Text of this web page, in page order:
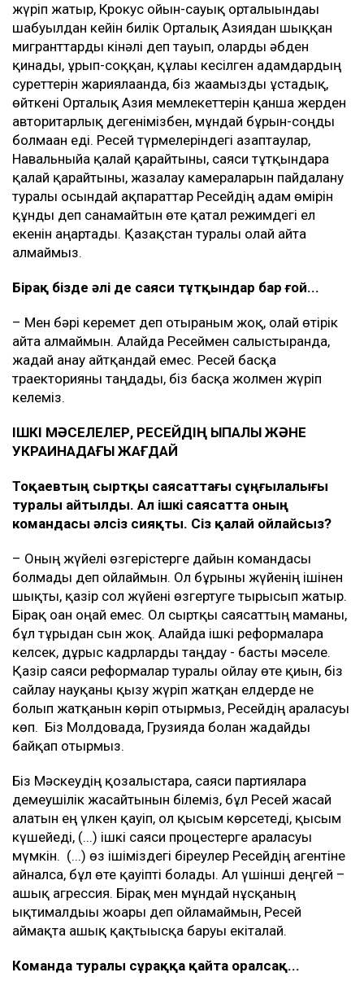
жүріп жатыр, Крокус ойын-сауық орталығындағы
шабуылдан кейін билік Орталық Азиядан шыққан
мигранттарды кінәлі деп тауып, оларды әбден
қинады, ұрып-соққан, құлағы кесілген адамдардың
суреттерін жариялағанда, біз жағамызды ұстадық,
өйткені Орталық Азия мемлекеттерін қанша жерден
авторитарлық дегенімізбен, мұндай бұрын-соңды
болмаған еді. Ресей түрмелеріндегі азаптаулар,
Навальныйға қалай қарайтыны, саяси тұтқындарға
қалай қарайтыны, жазалау камераларын пайдалану
туралы осындай ақпараттар Ресейдің адам өмірін
құнды деп санамайтын өте қатал режимдегі ел
екенін аңғартады. Қазақстан туралы олай айта
алмаймыз.
Бірақ бізде әлі де саяси тұтқындар бар ғой...
– Мен бәрі керемет деп отырғаным жоқ, олай өтірік
айта алмаймын. Алайда Ресеймен салыстырғанда,
жағдай анау айтқандай емес. Ресей басқа
траекторияны таңдады, біз басқа жолмен жүріп
келеміз.
ІШКІ МӘСЕЛЕЛЕР, РЕСЕЙДІҢ ЫҚПАЛЫ ЖӘНЕ
УКРАИНАДАҒЫ ЖАҒДАЙ
Тоқаевтың сыртқы саясаттағы сұңғылалығы
туралы айтылды. Ал ішкі саясатта оның
командасы әлсіз сияқты. Сіз қалай ойлайсыз?
– Оның жүйелі өзгерістерге дайын командасы
болмады деп ойлаймын. Ол бұрынғы жүйенің ішінен
шықты, қазір сол жүйені өзгертуге тырысып жатыр.
Бірақ оған оңай емес. Ол сыртқы саясаттың маманы,
бұл тұрғыдан сын жоқ. Алайда ішкі реформаларға
келсек, дұрыс кадрларды таңдау - басты мәселе.
Қазір саяси реформалар туралы ойлау өте қиын, біз
сайлау науқаны қызу жүріп жатқан елдерде не
болып жатқанын көріп отырмыз, Ресейдің араласуы
көп. Біз Молдовада, Грузияда болған жағдайды
байқап отырмыз.
Біз Мәскеудің қозғалыстарға, саяси партияларға
демеушілік жасайтынын білеміз, бұл Ресей жасай
алатын ең үлкен қауіп, ол қысым көрсетеді, қысым
күшейеді, (...) ішкі саяси процестерге араласуы
мүмкін. (...) өз ішіміздегі біреулер Ресейдің агентіне
айналса, бұл өте қауіпті болады. Ал үшінші деңгей –
ашық агрессия. Бірақ мен мұндай нұсқаның
ықтималдығы жоғары деп ойламаймын, Ресей
аймақта ашық қақтығысқа баруы екіталай.
Команда туралы сұраққа қайта оралсақ...